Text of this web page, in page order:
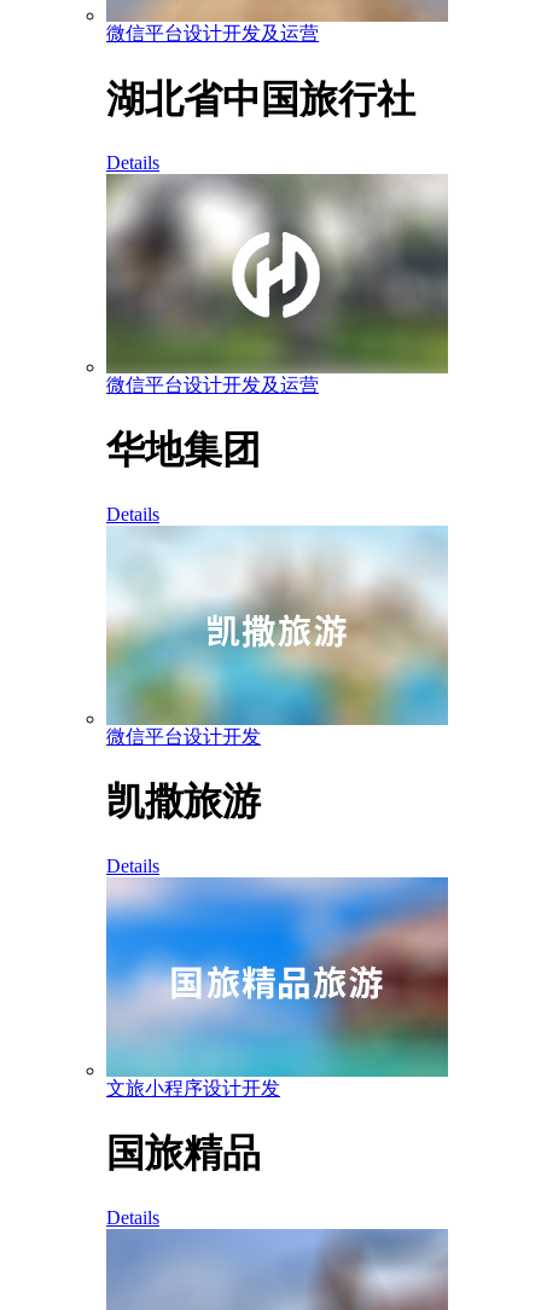
微信平台设计开发及运营
湖北省中国旅行社
Details
微信平台设计开发及运营
华地集团
Details
微信平台设计开发
凯撒旅游
Details
文旅小程序设计开发
国旅精品
Details